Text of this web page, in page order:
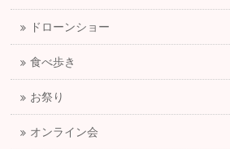
ドローンショー
食べ歩き
お祭り
オンライン会